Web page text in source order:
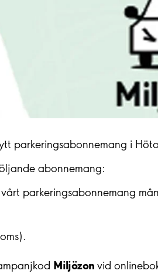
parkeringsabonnemang i
abonnemang:
parkeringsabonnemang
Miljözonvid